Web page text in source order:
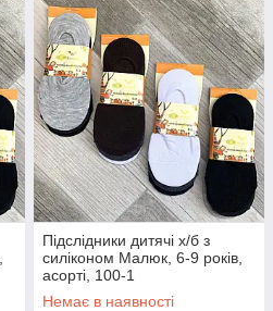
Підслідники дитячі х/б з
силіконом Малюк, 6-9 років,
асорті, 100-1
Немає в наявності